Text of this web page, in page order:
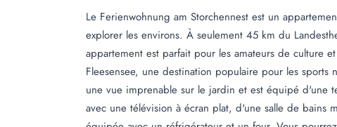
Le Ferienwohnung am Storchennest est un
explorer les environs. À seulement 45 km du
appartement est parfait pour les amateurs de culture
Fleesensee, une destination populaire pour les
une vue imprenable sur le jardin et est équipé d'une
avec une télévision à écran plat, d'une salle de bains